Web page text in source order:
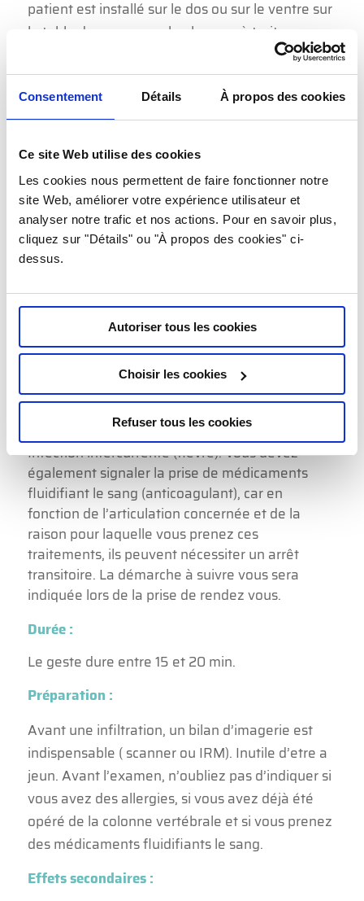
Consentement Détails À propos des cookies
Ce site Web utilise des cookies
Les cookies nous permettent de faire fonctionner notre
site Web, améliorer votre expérience utilisateur et
analyser notre trafic et nos actions. Pour en savoir plus,
cliquez sur "Détails" ou "À propos des cookies" ci-
dessus.
Autoriser tous les cookies
Choisir les cookies
Refuser tous les cookies
patient est installé sur le dos ou sur le ventre sur
la table de scanner, selon la zone à traiter.
stricte, c’est à dire après une désinfection
opératoire). Nous réalisons une anesthésie
locale pour assurer votre confort durant le geste.
Le scanner permet un guidage en temps réel de
l’aiguille. La confirmation de la bonne position
de l’aiguille nécessite l’injection de quelques ml
au radiologue de : Viser la cible avec précision,
D’éviter les organes nobles (vaisseaux, nerfs…),
Contre-indications :
Infection intercurrente (fièvre). Vous devez
également signaler la prise de médicaments
fluidifiant le sang (anticoagulant), car en
fonction de l’articulation concernée et de la
raison pour laquelle vous prenez ces
traitements, ils peuvent nécessiter un arrêt
transitoire. La démarche à suivre vous sera
indiquée lors de la prise de rendez vous.
Durée :
Le geste dure entre 15 et 20 min.
Préparation :
Avant une infiltration, un bilan d’imagerie est
indispensable ( scanner ou IRM). Inutile d’etre a
jeun. Avant l’examen, n’oubliez pas d’indiquer si
vous avez des allergies, si vous avez déjà été
opéré de la colonne vertébrale et si vous prenez
des médicaments fluidifiants le sang.
Effets secondaires :